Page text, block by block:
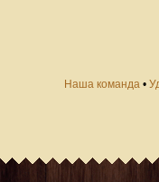
Наша команда •